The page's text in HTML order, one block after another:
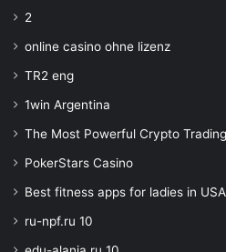
2
online casino ohne lizenz
TR2 eng
1win Argentina
The Most Powerful Crypto
PokerStars Casino
Best fitness apps for ladies in
ru-npf.ru 10